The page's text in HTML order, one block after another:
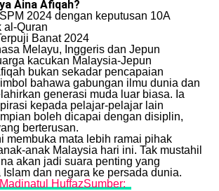
Aina Afiqah?
2024 dengan keputusan 10A
al-Quran
Banat 2024
Melayu, Inggeris dan Jepun
kacukan Malaysia-Jepun
bukan sekadar pencapaian
bahawa gabungan ilmu dunia dan
generasi muda luar biasa. Ia
kepada pelajar-pelajar lain
boleh dicapai dengan disiplin,
berterusan.
membuka mata lebih ramai pihak
anak Malaysia hari ini. Tak mustahil
akan jadi suara penting yang
dan negara ke persada dunia.
HuffazSumber: